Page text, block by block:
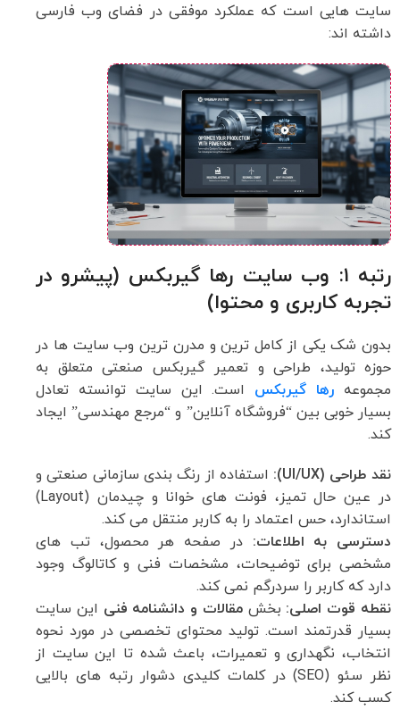
سایت هایی است که عملکرد موفقی در فضای وب فارسی
داشته اند:
رتبه ۱: وب سایت رها گیربکس (پیشرو در
تجربه کاربری و محتوا)
بدون شک یکی از کامل ترین و مدرن ترین وب سایت ها در
حوزه تولید، طراحی و تعمیر گیربکس صنعتی متعلق به
مجموعه رها گیربکس است. این سایت توانسته تعادل
بسیار خوبی بین “فروشگاه آنلاین” و “مرجع مهندسی” ایجاد
کند.
نقد طراحی (UI/UX):
استفاده از رنگ بندی سازمانی صنعتی و
در عین حال تمیز، فونت های خوانا و چیدمان (Layout)
استاندارد، حس اعتماد را به کاربر منتقل می کند.
دسترسی به اطلاعات: در صفحه هر محصول، تب های
مشخصی برای توضیحات، مشخصات فنی و کاتالوگ وجود
دارد که کاربر را سردرگم نمی کند.
نقطه قوت اصلی: بخشمقالات و دانشنامه فنی این سایت
بسیار قدرتمند است. تولید محتوای تخصصی در مورد نحوه
انتخاب، نگهداری و تعمیرات، باعث شده تا این سایت از
نظر سئو (SEO) در کلمات کلیدی دشوار رتبه های بالایی
کسب کند.